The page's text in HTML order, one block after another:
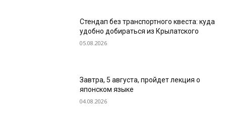
Стендап без транспортного квеста: куда
удобно добираться из Крылатского
05.08.2026
Завтра, 5 августа, пройдет лекция о
японском языке
04.08.2026